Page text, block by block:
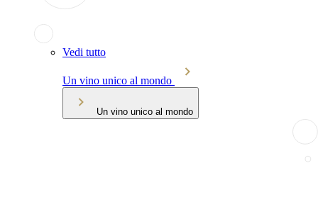
Vedi tutto
Un vino unico al mondo
Un vino unico al mondo